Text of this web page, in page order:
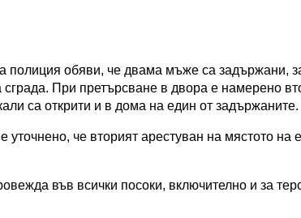
полиция обяви, че двама мъже са задържани,
При претърсване в двора е намерено
са открити и в дома на един от задържаните.
уточнено, че вторият арестуван на мястото на
във всички посоки, включително и за